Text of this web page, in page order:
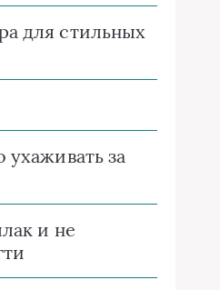
для стильных
ухаживать за
и не